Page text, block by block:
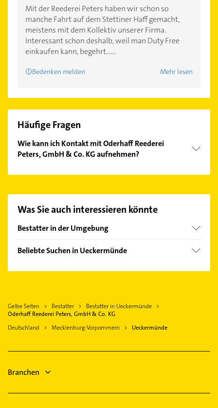
Mit der Reederei Peters haben wir schon so
manche Fahrt auf dem Stettiner Haff gemacht,
meistens mit dem Kollektiv unserer Firma.
Interessant schon deshalb, weil man Duty Free
einkaufen kann, begehrt......
Bedenken melden Mehr lesen
Häufige Fragen
Wie kann ich Kontakt mit Oderhaff Reederei
Peters, GmbH & Co. KG aufnehmen?
passenden Kontaktmöglichkeiten wie Adresse oder
Hier finden Sie alleKontaktdaten
Was Sie auch interessieren könnte
Bestatter in der Umgebung
Eggesin
Ostseebad Heringsdorf
Beliebte Suchen in Ueckermünde
Rechtsanwalt
Elektroinstallation
Elektro Reparatur
Lüftungsanlagen
Heizungsbauer
Gelbe Seiten Bestatter
Bestatter in Ueckermünde
Oderhaff Reederei Peters, GmbH & Co. KG
Deutschland
Mecklenburg-Vorpommern Ueckermünde
Branchen